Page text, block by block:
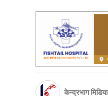
केन्द्रभाग मिडिया